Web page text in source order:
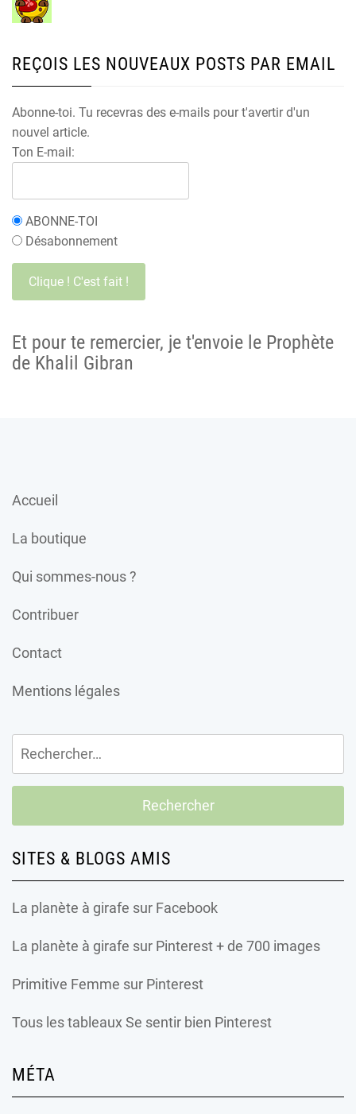
REÇOIS LES NOUVEAUX POSTS PAR EMAIL
Abonne-toi. Tu recevras des e-mails pour t'avertir d'un
nouvel article.
Ton E-mail:
ABONNE-TOI
Désabonnement
Et pour te remercier, je t'envoie le Prophète
de Khalil Gibran
Accueil
La boutique
Qui sommes-nous ?
Contribuer
Contact
Mentions légales
Rechercher :
SITES & BLOGS AMIS
La planète à girafe sur Facebook
La planète à girafe sur Pinterest + de 700 images
Primitive Femme sur Pinterest
Tous les tableaux Se sentir bien Pinterest
MÉTA